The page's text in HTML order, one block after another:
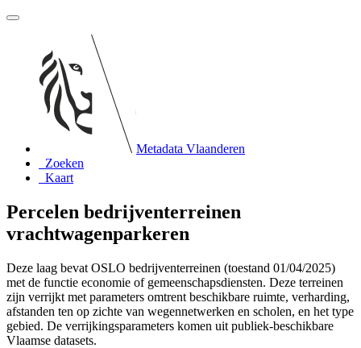
Metadata Vlaanderen
Zoeken
Kaart
Percelen bedrijventerreinen
vrachtwagenparkeren
Deze laag bevat OSLO bedrijventerreinen (toestand 01/04/2025)
met de functie economie of gemeenschapsdiensten. Deze terreinen
zijn verrijkt met parameters omtrent beschikbare ruimte, verharding,
afstanden ten op zichte van wegennetwerken en scholen, en het type
gebied. De verrijkingsparameters komen uit publiek-beschikbare
Vlaamse datasets.